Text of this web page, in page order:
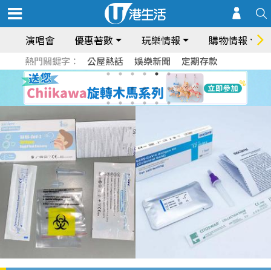
演唱會 優惠著數 玩樂情報 購物情報
熱門關鍵字： 公屋熱話 娛樂新聞 定期存款